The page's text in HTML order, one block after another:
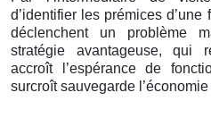
d’identifier les prémices
déclenchent un problème
stratégie avantageuse, qui
accroît l’espérance de
surcroît sauvegarde